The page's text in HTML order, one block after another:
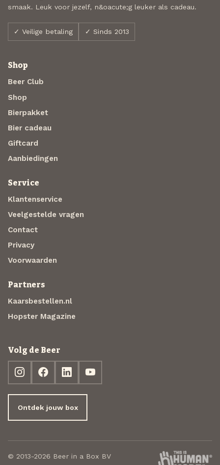
smaak. Leuk voor jezelf, n&oacute;g leuker als cadeau.
✓ Veilige betaling ✓ Sinds 2013
Shop
Beer Club
Shop
Bierpakket
Bier cadeau
Giftcard
Aanbiedingen
Service
Klantenservice
Veelgestelde vragen
Contact
Privacy
Voorwaarden
Partners
Kaarsbestellen.nl
Hopster Magazine
Volg de Beer
Ontdek jouw box
© 2013-2026 Beer in a Box BV